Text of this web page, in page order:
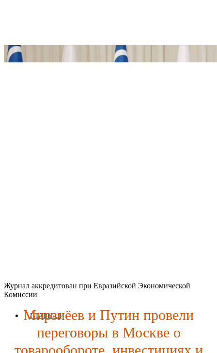
Журнал аккредитован при Евразийской Экономической
Комиссии
ГЛАВНАЯ
Мирзиёев и Путин провели
переговоры в Москве о
товарообороте, инвестициях и